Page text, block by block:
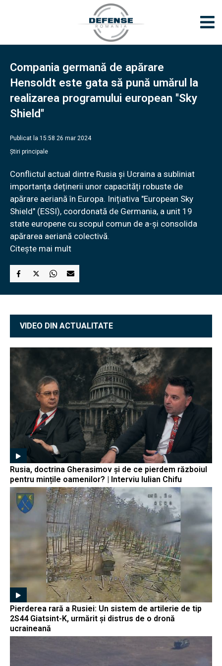
Compania germană de apărare
Hensoldt este gata să pună umărul la
realizarea programului european ''Sky
Shield''
Publicat la 15:58 26 mar 2024
Știri principale
Conflictul actual dintre Rusia și Ucraina a subliniat
importanța deținerii unor capacități robuste de
apărare aeriană în Europa. Inițiativa "European Sky
Shield" (ESSI), coordonată de Germania, a unit 19
state europene cu scopul comun de a-și consolida
apărarea aeriană colectivă.
Citește mai mult
VIDEO DIN ACTUALITATE
Rusia, doctrina Gherasimov și de ce pierdem războiul
pentru mințile oamenilor? | Interviu Iulian Chifu
Pierderea rară a Rusiei: Un sistem de artilerie de tip
2S44 Giatsint-K, urmărit și distrus de o dronă
ucraineană